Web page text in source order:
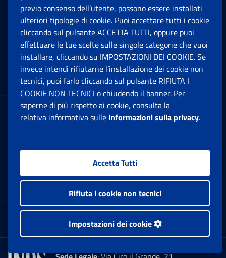
Rss
Moduli
Inps.design
Sedi e Contatti
Software
Note Legali
previo consenso dell’utente, possono essere installati
ulteriori tipologie di cookie. Puoi accettare tutti i cookie
cliccando sul pulsante ACCETTA TUTTI, oppure puoi
effettuare le tue scelte sulle singole categorie che vuoi
installare, cliccando su IMPOSTAZIONI DEI COOKIE. Se
invece intendi rifiutarne l’installazione dei cookie non
tecnici, puoi farlo cliccando sul pulsante RIFIUTA I
COOKIE NON TECNICI o chiudendo il banner. Per
saperne di più rispetto ai cookie, consulta la
relativa informativa sulle informazioni sulla privacy.
Accetta Tutti
Rifiuta i cookie non tecnici
Impostazioni dei cookie